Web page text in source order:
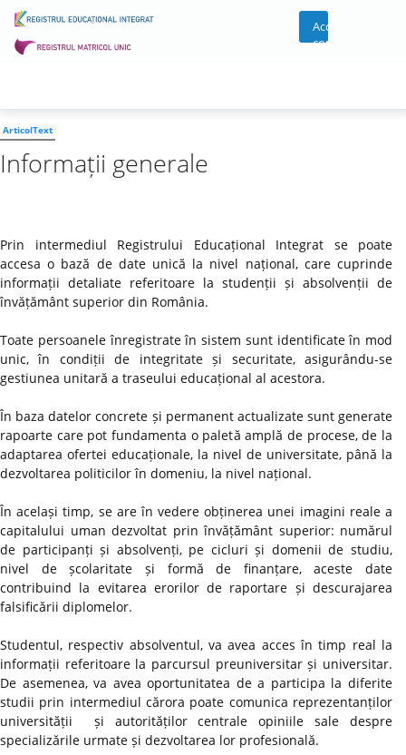
Acces
cont
ArticolText
Informații generale
Prin intermediul Registrului Educațional Integrat se poate
accesa o bază de date unică la nivel național, care cuprinde
informații detaliate referitoare la studenții și absolvenții de
învățământ superior din România.
Toate persoanele înregistrate în sistem sunt identificate în mod
unic, în condiții de integritate și securitate, asigurându-se
gestiunea unitară a traseului educațional al acestora.
În baza datelor concrete și permanent actualizate sunt generate
rapoarte care pot fundamenta o paletă amplă de procese, de la
adaptarea ofertei educaționale, la nivel de universitate, până la
dezvoltarea politicilor în domeniu, la nivel național.
În același timp, se are în vedere obținerea unei imagini reale a
capitalului uman dezvoltat prin învățământ superior: numărul
de participanți și absolvenți, pe cicluri și domenii de studiu,
nivel de școlaritate și formă de finanțare, aceste date
contribuind la evitarea erorilor de raportare și descurajarea
falsificării diplomelor.
Studentul, respectiv absolventul, va avea acces în timp real la
informații referitoare la parcursul preuniversitar și universitar.
De asemenea, va avea oportunitatea de a participa la diferite
studii prin intermediul cărora poate comunica reprezentanților
universității și autorităților centrale opiniile sale despre
specializările urmate și dezvoltarea lor profesională.